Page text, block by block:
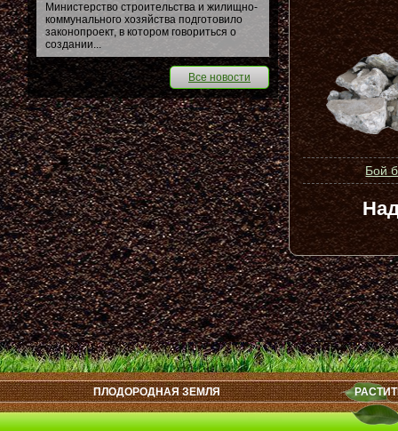
Бой
Министерство строительства и жилищно-
коммунального хозяйства подготовило
законопроект, в котором говориться о
создании...
Все новости
ПЛОДОРОДНАЯ ЗЕМЛЯ